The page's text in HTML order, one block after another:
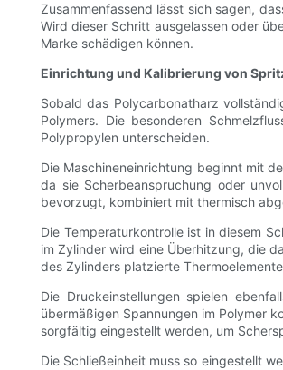
Zusammenfassend lässt sich sagen,
Wird dieser Schritt ausgelassen oder
Marke schädigen können.
Einrichtung und Kalibrierung von
Sobald das Polycarbonatharz
Polymers. Die besonderen
Polypropylen unterscheiden.
Die Maschineneinrichtung beginnt mit
da sie Scherbeanspruchung oder
bevorzugt, kombiniert mit thermisch
Die Temperaturkontrolle ist in diesem
im Zylinder wird eine Überhitzung, die
des Zylinders platzierte
Die Druckeinstellungen spielen
übermäßigen Spannungen im Polymer
sorgfältig eingestellt werden, um
Die Schließeinheit muss so eingestellt